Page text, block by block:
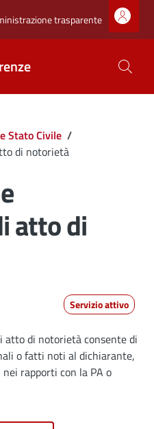
superiore
trasparente
Stato Civile /
di notorietà
atto di
Servizio attivo
atto di notorietà consente di
o fatti noti al dichiarante,
rapporti con la PA o